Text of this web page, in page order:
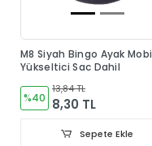
M8 Siyah Bingo Ayak
Yükseltici Sac Dahil
%40
13,84 TL
8,30 TL
Sepete Ekle